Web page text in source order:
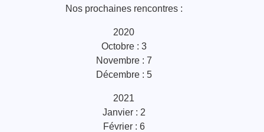
Nos prochaines rencontres :
2020
Octobre : 3
Novembre : 7
Décembre : 5
2021
Janvier : 2
Février : 6